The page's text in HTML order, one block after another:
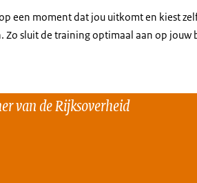
een moment dat jou uitkomt en kiest
Zo sluit de training optimaal aan op jouw
van de Rijksoverheid